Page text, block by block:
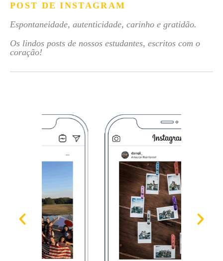
POST DE INSTAGRAM
Espontaneidade, autenticidade, carinho e gratidão.
Os lindos posts de nossos estudantes, escritos com o
coração!